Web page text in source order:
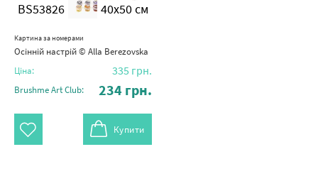
BS53826 40x50 см
Картина за номерами
Осінній настрій © Alla Berezovska
Ціна: 335 грн.
Brushme Art Club: 234 грн.
Купити